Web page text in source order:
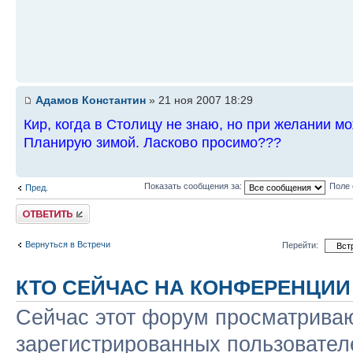
Адамов Константин » 21 ноя 2007 18:29
Кир, когда в Столицу не знаю, но при желании
Планирую зимой. Ласково просимо???
Пред. Показать сообщения за: Поле
Ответить
Вернуться в Встречи Перейти:
КТО СЕЙЧАС НА КОНФЕРЕНЦИИ
Сейчас этот форум
зарегистрированных